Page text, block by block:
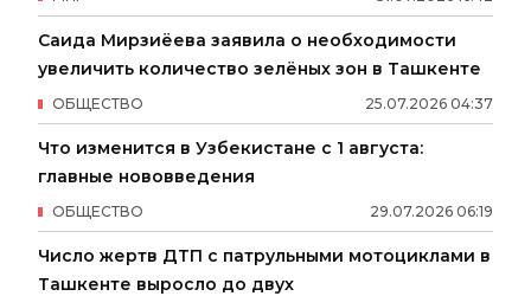
Саида Мирзиёева заявила о необходимости
увеличить количество зелёных зон в Ташкенте
25.07.2026 04:37
ОБЩЕСТВО
Что изменится в Узбекистане с 1 августа:
главные нововведения
29.07.2026 06:19
ОБЩЕСТВО
Число жертв ДТП с патрульными мотоциклами в
Ташкенте выросло до двух